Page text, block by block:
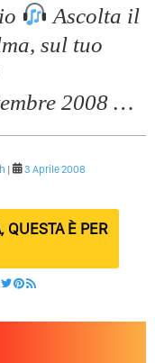
Ascolta il
sul tuo
2008 …
|
3 Aprile 2008
QUESTA È PER